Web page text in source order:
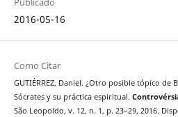
2016-05-16
Como Citar
GUTIÉRREZ, Daniel. ¿Otro posible tópico de
Sócrates y su práctica espiritual.
São Leopoldo, v. 12, n. 1, p. 23–29, 2016.